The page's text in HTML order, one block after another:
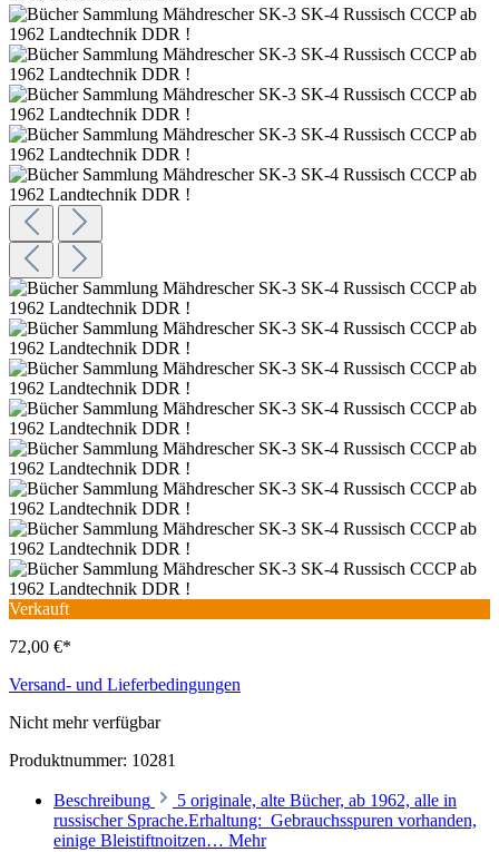
Verkauft
72,00 €*
Versand- und Lieferbedingungen
Nicht mehr verfügbar
Produktnummer: 10281
Beschreibung
5 originale, alte Bücher, ab 1962, alle in
russischer Sprache.Erhaltung: Gebrauchsspuren vorhanden,
einige Bleistiftnoitzen… Mehr